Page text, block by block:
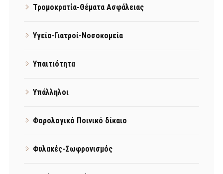
Τρομοκρατία-Θέματα Ασφάλειας
Υγεία-Γιατροί-Νοσοκομεία
Υπαιτιότητα
Υπάλληλοι
Φορολογικό Ποινικό δίκαιο
Φυλακές-Σωφρονισμός